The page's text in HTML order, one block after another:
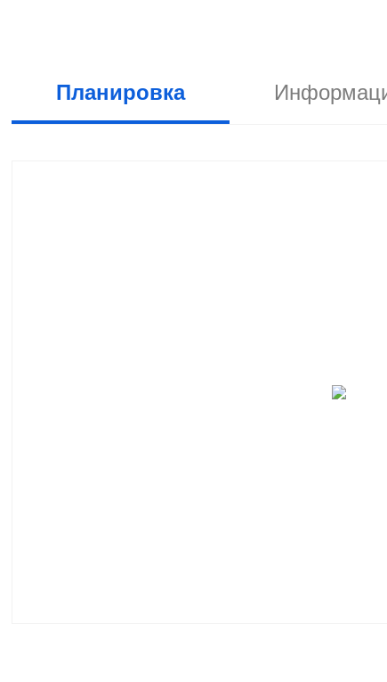
Планировка